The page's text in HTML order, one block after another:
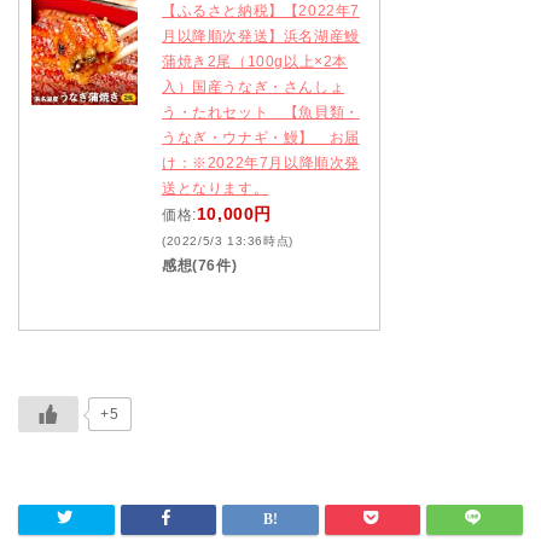
【ふるさと納税】【2022年7
月以降順次発送】浜名湖産鰻
蒲焼き2尾（100g以上×2本
入）国産うなぎ・さんしょ
う・たれセット 【魚貝類・
うなぎ・ウナギ・鰻】 お届
け：※2022年7月以降順次発
送となります。
価格:10,000円
(2022/5/3 13:36時点)
感想(76件)
+5